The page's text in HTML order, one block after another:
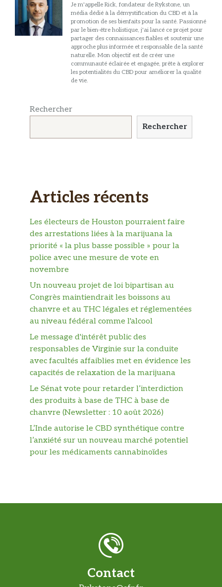
Je m'appelle Rick, fondateur de Rykstone, un
média dédié à la démystification du CBD et à la
promotion de ses bienfaits pour la santé. Passionné
par le bien-être holistique, j'ai lancé ce projet pour
partager des connaissances fiables et soutenir une
approche plus informée et responsable de la santé
naturelle. Mon objectif est de créer une
communauté éclairée et engagée, prête à explorer
les potentialités du CBD pour améliorer la qualité
de vie.
Rechercher
Rechercher
Articles récents
Les électeurs de Houston pourraient faire
des arrestations liées à la marijuana la
priorité « la plus basse possible » pour la
police avec une mesure de vote en
novembre
Un nouveau projet de loi bipartisan au
Congrès maintiendrait les boissons au
chanvre et au THC légales et réglementées
au niveau fédéral comme l'alcool
Le message d'intérêt public des
responsables de Virginie sur la conduite
avec facultés affaiblies met en évidence les
capacités de relaxation de la marijuana
Le Sénat vote pour retarder l’interdiction
des produits à base de THC à base de
chanvre (Newsletter : 10 août 2026)
L’Inde autorise le CBD synthétique contre
l’anxiété sur un nouveau marché potentiel
pour les médicaments cannabinoïdes
Contact